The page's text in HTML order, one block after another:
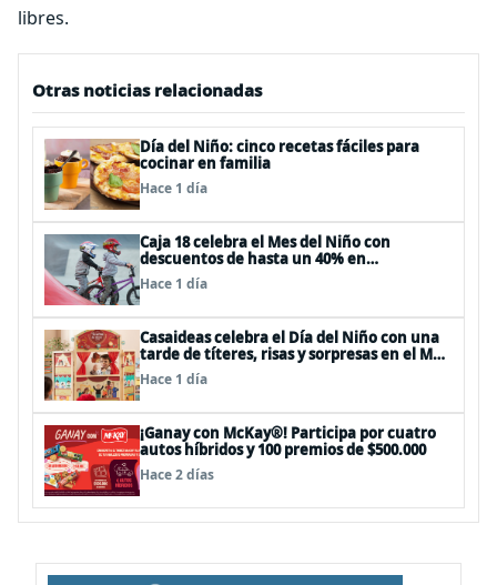
libres.
Otras noticias relacionadas
Día del Niño: cinco recetas fáciles para
cocinar en familia
Hace 1 día
Caja 18 celebra el Mes del Niño con
descuentos de hasta un 40% en
panoramas, cine, shows y streaming
Hace 1 día
Casaideas celebra el Día del Niño con una
tarde de títeres, risas y sorpresas en el Mall
Plaza Vespucio
Hace 1 día
¡Ganay con McKay®! Participa por cuatro
autos híbridos y 100 premios de $500.000
Hace 2 días